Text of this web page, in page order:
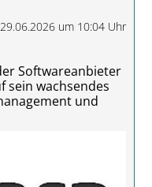
um 10:04 Uhr
Softwareanbieter
sein wachsendes
und